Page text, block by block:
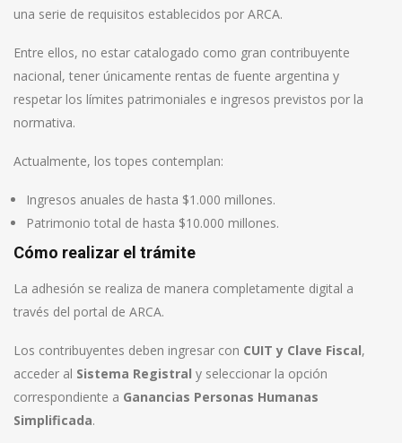
una serie de requisitos establecidos por ARCA.
Entre ellos, no estar catalogado como gran contribuyente
nacional, tener únicamente rentas de fuente argentina y
respetar los límites patrimoniales e ingresos previstos por la
normativa.
Actualmente, los topes contemplan:
Ingresos anuales de hasta $1.000 millones.
Patrimonio total de hasta $10.000 millones.
Cómo realizar el trámite
La adhesión se realiza de manera completamente digital a
través del portal de ARCA.
Los contribuyentes deben ingresar con CUIT y Clave Fiscal,
acceder al Sistema Registral y seleccionar la opción
correspondiente a Ganancias Personas Humanas
Simplificada.